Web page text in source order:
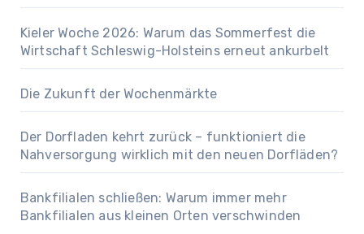
Kieler Woche 2026: Warum das Sommerfest die
Wirtschaft Schleswig-Holsteins erneut ankurbelt
Die Zukunft der Wochenmärkte
Der Dorfladen kehrt zurück – funktioniert die
Nahversorgung wirklich mit den neuen Dorfläden?
Bankfilialen schließen: Warum immer mehr
Bankfilialen aus kleinen Orten verschwinden